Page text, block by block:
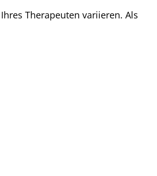
Therapeuten variieren. Als